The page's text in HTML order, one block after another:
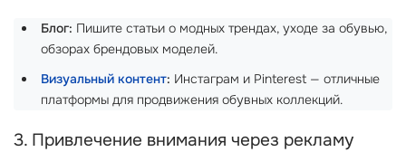
Блог: Пишите статьи о модных трендах, уходе за обувью,
обзорах брендовых моделей.
Визуальный контент: Инстаграм и Pinterest — отличные
платформы для продвижения обувных коллекций.
3. Привлечение внимания через рекламу